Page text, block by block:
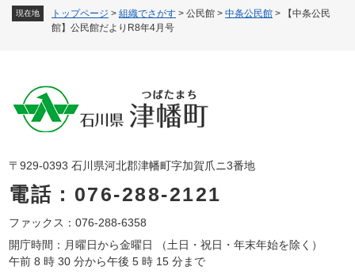
現在地 トップページ > 組織でさがす > 公民館 > 中条公民館 >
【中条公民
館】公民館だよりR8年4月号
〒929-0393 石川県河北郡津幡町字加賀爪ニ3番地
電話：076-288-2121
ファックス：076-288-6358
開庁時間：月曜日から金曜日 （土日・祝日・年末年始を除く）
午前 8 時 30 分から午後 5 時 15 分まで